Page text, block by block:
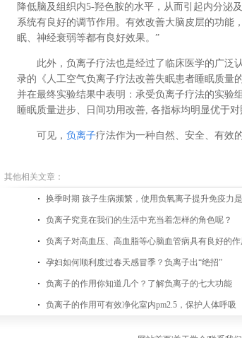
降低脑及组织内5-羟色胺的水平，从而引起内分泌
系统有良好的调节作用。有效改善大脑皮层的功能
眠、神经衰弱等都有良好效果。”
此外，负离子疗法也是经过了临床医学的广泛
录的《人工空气负离子疗法改善失眠患者睡眠质量
并在最终实验结果中表明：承受负离子疗法的实验
睡眠质量进步、日间功用改善, 各指标均明显优于对
可见， 负离子疗法作为一种自然、安全、有效
其他相关文章：
换季时期 孩子生病频繁，使用负氧离子提升免疫力
负离子究竟在我们的生活中充当着怎样的角色呢？
负离子对高血压、高血脂等心脑血管病具有良好的作
孕妇如何顺利度过春天感冒季？负离子出“绝招”
负离子的作用你知道几个？了解负离子的七大功能
负离子的作用可有效净化室内pm2.5，保护人体呼吸